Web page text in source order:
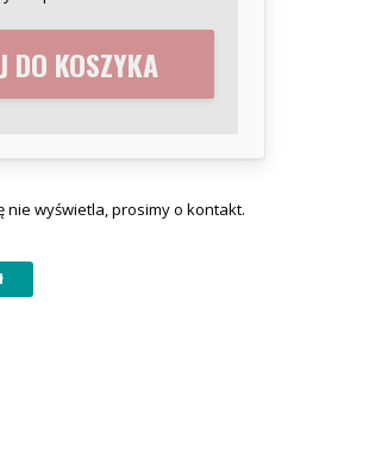
DO KOSZYKA
nie wyświetla, prosimy o kontakt.